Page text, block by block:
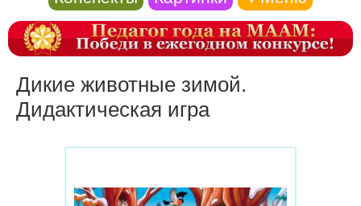
Дикие животные зимой.
Дидактическая игра